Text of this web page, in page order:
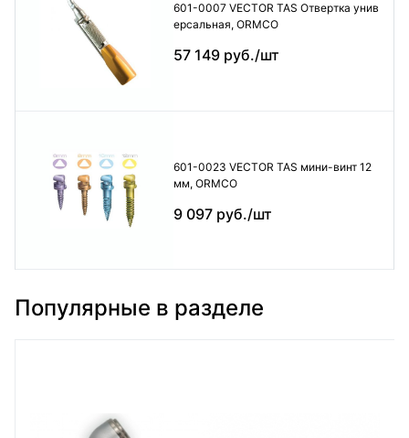
601-0007 VECTOR TAS Отвертка унив
ерсальная, ORMCO
57 149 руб./шт
601-0023 VECTOR TAS мини-винт 12
мм, ORMCO
9 097 руб./шт
Популярные в разделе